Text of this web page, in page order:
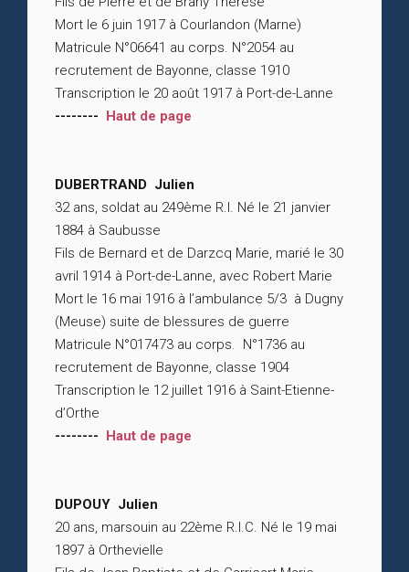
Mort le 6 juin 1917 à Courlandon (Marne)
Matricule N°06641 au corps. N°2054 au
recrutement de Bayonne, classe 1910
Transcription le 20 août 1917 à Port-de-Lanne
-------- Haut de page
DUBERTRAND Julien
32 ans, soldat au 249ème R.I. Né le 21 janvier
1884 à Saubusse
Fils de Bernard et de Darzcq Marie, marié le 30
avril 1914 à Port-de-Lanne, avec Robert Marie
Mort le 16 mai 1916 à l’ambulance 5/3 à Dugny
(Meuse) suite de blessures de guerre
Matricule N°017473 au corps. N°1736 au
recrutement de Bayonne, classe 1904
Transcription le 12 juillet 1916 à Saint-Etienne-
d’Orthe
-------- Haut de page
DUPOUY Julien
20 ans, marsouin au 22ème R.I.C. Né le 19 mai
1897 à Orthevielle